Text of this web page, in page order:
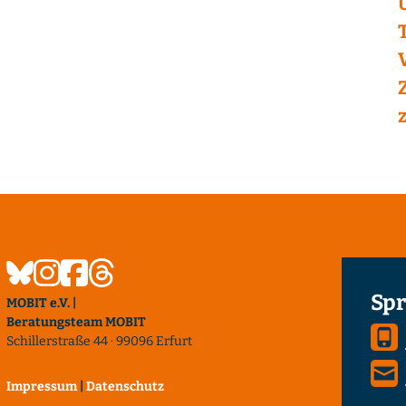
MOBIT e.V. |
Beratungsteam MOBIT
Schillerstraße 44 · 99096 Erfurt
Impressum Datenschutz